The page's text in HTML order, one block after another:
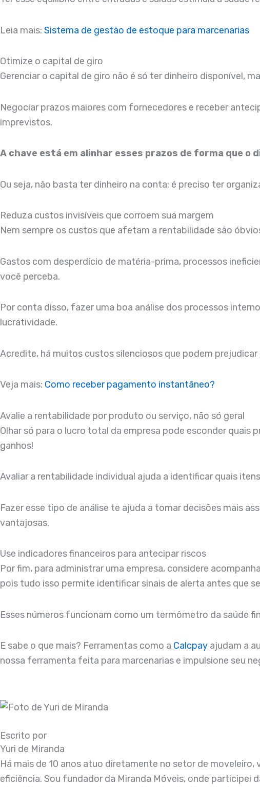
Leia mais: Sistema de gestão de estoque para marcenarias
Otimize o capital de giro
Gerenciar o capital de giro não é só ter dinheiro disponível,
Negociar prazos maiores com fornecedores e receber
imprevistos.
A chave está em alinhar esses prazos de forma que o
Ou seja, não basta ter dinheiro na conta: é preciso ter
Reduza custos invisíveis que corroem sua margem
Nem sempre os custos que afetam a rentabilidade são
Gastos com desperdício de matéria-prima, processos
você perceba.
Por conta disso, fazer uma boa análise dos processos
lucratividade.
Acredite, há muitos custos silenciosos que podem prejudicar
Veja mais: Como receber pagamento instantâneo?
Avalie a rentabilidade por produto ou serviço, não só geral
Olhar só para o lucro total da empresa pode esconder
ganhos!
Avaliar a rentabilidade individual ajuda a identificar quais
Fazer esse tipo de análise te ajuda a tomar decisões mais
vantajosas.
Use indicadores financeiros para antecipar riscos
Por fim, para administrar uma empresa, considere
pois tudo isso permite identificar sinais de alerta antes que
Esses números funcionam como um termômetro da saúde
E sabe o que mais? Ferramentas como a Calcpay ajudam a
nossa ferramenta feita para marcenarias e impulsione seu
Escrito por
Yuri de Miranda
Há mais de 10 anos atuo diretamente no setor de
eficiência. Sou fundador da Miranda Móveis, onde